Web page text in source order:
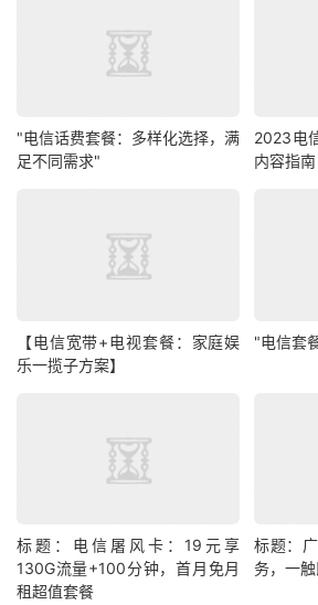
"电信话费套餐：多样化选择，满
足不同需求"
2023电
内容指南
【电信宽带+电视套餐：家庭娱
乐一揽子方案】
"电信套
标题：电信屠风卡：19元享
130G流量+100分钟，首月免月
租超值套餐
标题：
务，一